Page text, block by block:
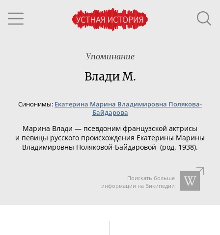
Упоминание
Влади М.
Синонимы: Екатерина Марина Владимировна Полякова-
Байдарова
Марина Влади — псевдоним французской актрисы
и певицы русского происхождения Екатерины Марины
Владимировны Поляковой-Байдаровой (род. 1938).
Поискать больше
информации на Википедии